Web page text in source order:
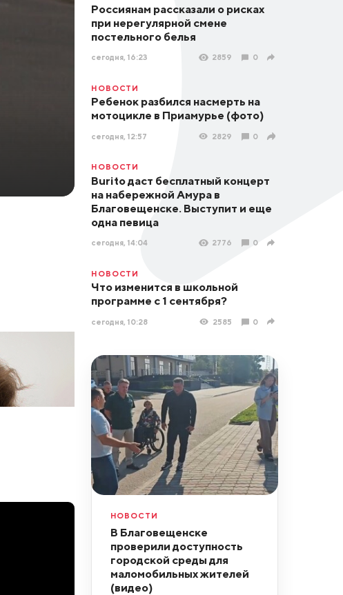
Россиянам рассказали о рисках
при нерегулярной смене
постельного белья
сегодня, 16:23 2859 0
НОВОСТИ
Ребенок разбился насмерть на
мотоцикле в Приамурье (фото)
сегодня, 12:57 2829 0
НОВОСТИ
Burito даст бесплатный концерт
на набережной Амура в
Благовещенске. Выступит и еще
одна певица
сегодня, 14:04 2776 0
НОВОСТИ
Что изменится в школьной
программе с 1 сентября?
сегодня, 10:28 2585 0
НОВОСТИ
В Благовещенске
проверили доступность
городской среды для
маломобильных жителей
(видео)